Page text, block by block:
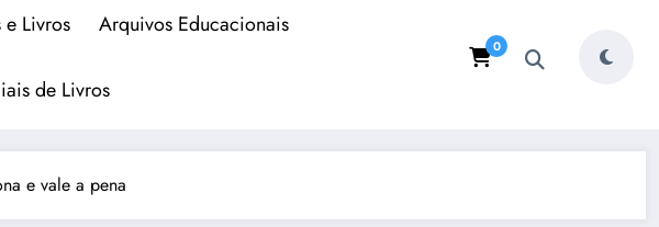
e Livros Arquivos Educacionais
de Livros
0
e vale a pena